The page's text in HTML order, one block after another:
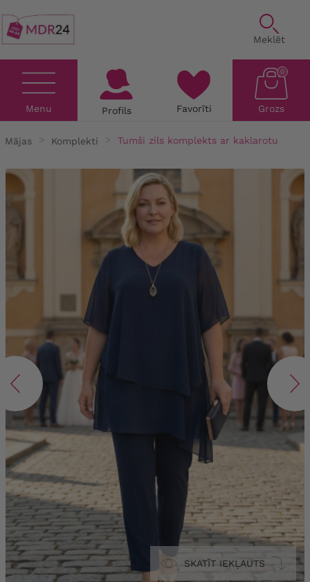
Meklēt
Menu Profils Favorīti Grozs
0
Mājas Komplekti Tumši zils komplekts ar kaklarotu
SKATĪT IEKĻAUTS